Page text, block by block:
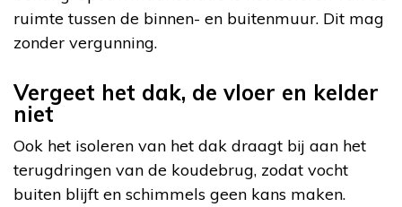
ruimte tussen de binnen- en buitenmuur. Dit mag
zonder vergunning.
Vergeet het dak, de vloer en kelder
niet
Ook het isoleren van het dak draagt bij aan het
terugdringen van de koudebrug, zodat vocht
buiten blijft en schimmels geen kans maken.